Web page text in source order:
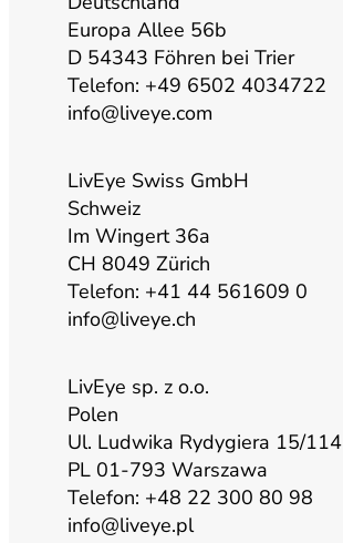
b
g
Europa Allee 56b
D 54343 Föhren bei Trier
Telefon: +49 6502 4034722
info@liveye.com
LivEye Swiss GmbH
Schweiz
Im Wingert 36a
CH 8049 Zürich
Telefon: +41 44 561609 0
info@liveye.ch
LivEye sp. z o.o.
Polen
Ul. Ludwika Rydygiera 15/114
PL 01-793 Warszawa
Telefon: +48 22 300 80 98
info@liveye.pl